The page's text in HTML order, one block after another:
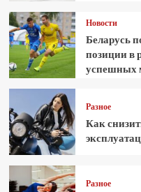
Новости
Беларусь
позиции в
успешных
Разное
Как
Разное